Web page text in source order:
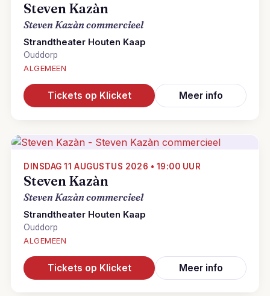
Steven Kazàn
Steven Kazàn commercieel
Strandtheater Houten Kaap
Ouddorp
ALGEMEEN
Tickets op Klicket Meer info
DINSDAG 11 AUGUSTUS 2026 • 19:00 UUR
Steven Kazàn
Steven Kazàn commercieel
Strandtheater Houten Kaap
Ouddorp
ALGEMEEN
Tickets op Klicket Meer info